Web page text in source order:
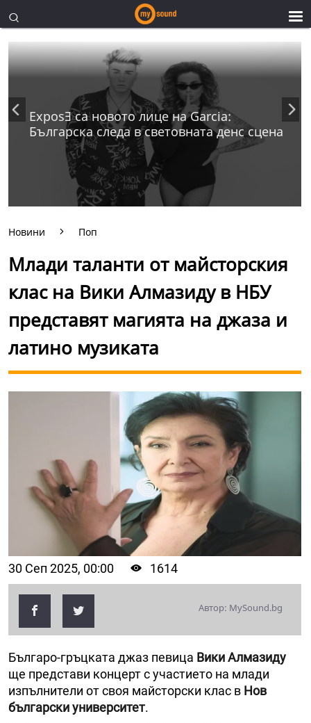
ExposƎ са новото лице на Garcia:
Българска следа в световната денс сцена
Новини Поп
Млади таланти от майсторския
клас на Вики Алмазиду в НБУ
представят магията на джаза и
латино музиката
30 Сеп 2025, 00:00 1614
Автор: MySound.bg
Българо-гръцката джаз певица Вики Алмазиду
ще представи концерт с участието на млади
изпълнители от своя майсторски клас в Нов
български университет.